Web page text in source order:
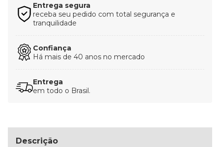
Entrega segura
receba seu pedido com total segurança e
tranquilidade
Confiança
Há mais de 40 anos no mercado
Entrega
em todo o Brasil.
Descrição